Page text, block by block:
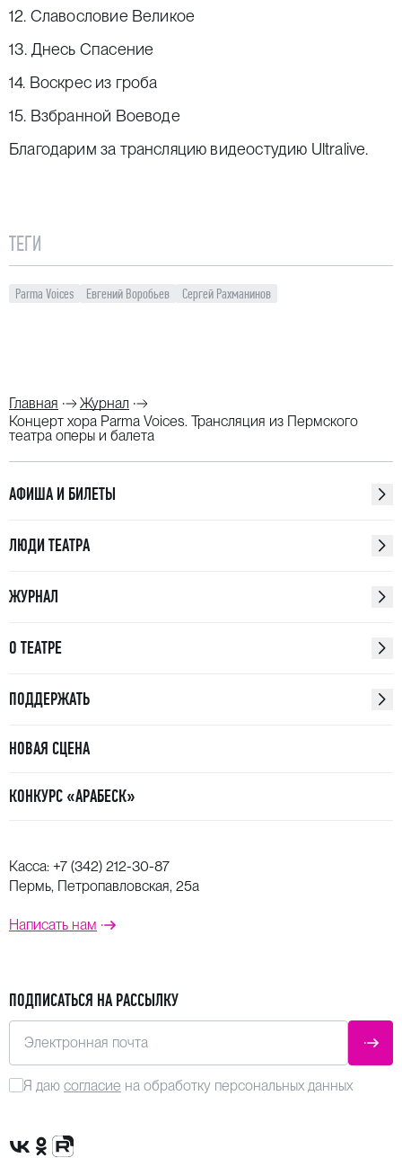
12. Славословие Великое
13. Днесь Спасение
14. Воскрес из гроба
15. Взбранной Воеводе
Благодарим за трансляцию видеостудию Ultralive.
ТЕГИ
Parma Voices Евгений Воробьев Сергей Рахманинов
Главная
Журнал
Концерт хора Parma Voices. Трансляция из Пермского
театра оперы и балета
АФИША И БИЛЕТЫ
ЛЮДИ ТЕАТРА
ЖУРНАЛ
О ТЕАТРЕ
ПОДДЕРЖАТЬ
НОВАЯ СЦЕНА
КОНКУРС «АРАБЕСК»
Касса: +7 (342) 212-30-87
Пермь, Петропавловская, 25а
Написать нам
ПОДПИСАТЬСЯ НА РАССЫЛКУ
Электронная почта
Я даю согласие на обработку персональных данных